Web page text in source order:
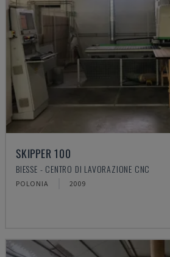
SKIPPER 100
BIESSE - CENTRO DI LAVORAZIONE CNC
POLONIA 2009